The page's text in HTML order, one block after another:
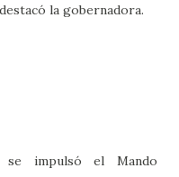
la gobernadora.
impulsó el Mando